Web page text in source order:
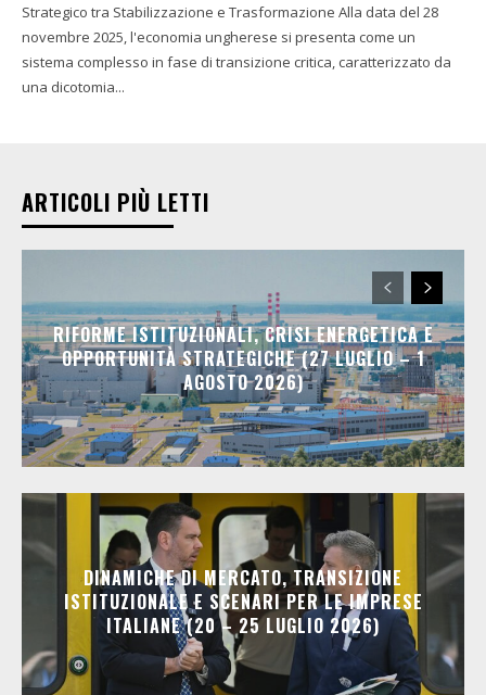
Strategico tra Stabilizzazione e Trasformazione Alla data del 28
novembre 2025, l'economia ungherese si presenta come un
sistema complesso in fase di transizione critica, caratterizzato da
una dicotomia...
ARTICOLI PIÙ LETTI
RIFORME ISTITUZIONALI, CRISI ENERGETICA E
OPPORTUNITÀ STRATEGICHE (27 LUGLIO – 1
AGOSTO 2026)
DINAMICHE DI MERCATO, TRANSIZIONE
ISTITUZIONALE E SCENARI PER LE IMPRESE
ITALIANE (20 – 25 LUGLIO 2026)